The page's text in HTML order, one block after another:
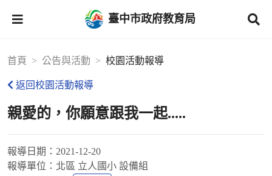
臺中市政府教育局
首頁 公告與活動 校園活動報導
返回校園活動報導
親愛的，你願意跟我一起.....
報導日期： 2021-12-20
報導單位： 北區 立人國小 設備組